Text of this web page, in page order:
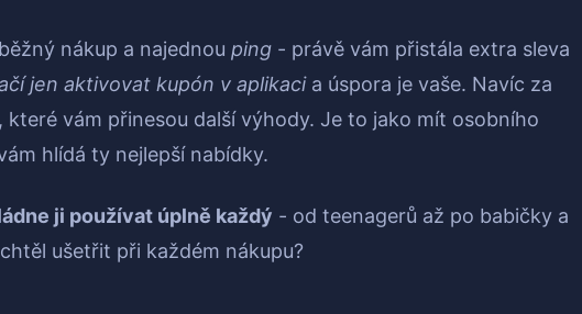
nákup a najednou ping - právě vám přistála extra sleva
jen aktivovat kupón v aplikacia úspora je vaše. Navíc za
vám přinesou další výhody. Je to jako mít osobního
hlídá ty nejlepší nabídky.
ji používat úplně každý - od teenagerů až po babičky a
ušetřit při každém nákupu?